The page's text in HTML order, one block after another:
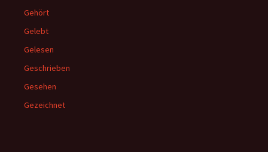
Gehört
Gelebt
Gelesen
Geschrieben
Gesehen
Gezeichnet